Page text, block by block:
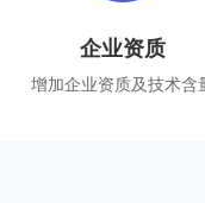
企业资质
增加企业资质及技术含